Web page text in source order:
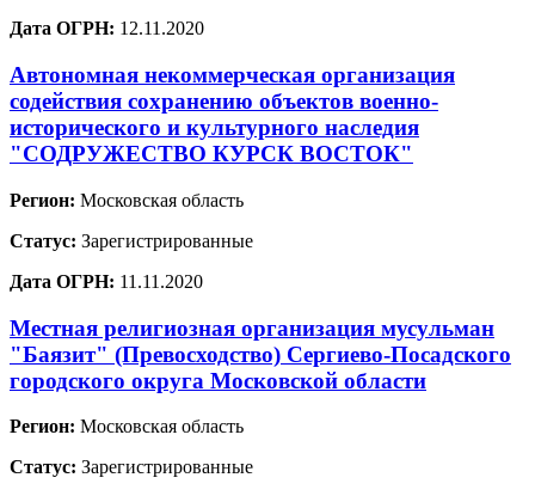
Дата ОГРН: 12.11.2020
Автономная некоммерческая организация
содействия сохранению объектов военно-
исторического и культурного наследия
"СОДРУЖЕСТВО КУРСК ВОСТОК"
Регион: Московская область
Статус: Зарегистрированные
Дата ОГРН: 11.11.2020
Местная религиозная организация мусульман
"Баязит" (Превосходство) Сергиево-Посадского
городского округа Московской области
Регион: Московская область
Статус: Зарегистрированные